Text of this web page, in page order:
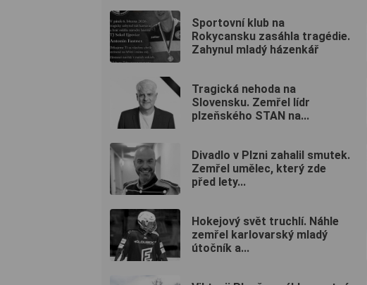
Sportovní klub na
Rokycansku zasáhla tragédie.
Zahynul mladý házenkář
Tragická nehoda na
Slovensku. Zemřel lídr
plzeňského STAN na...
Divadlo v Plzni zahalil smutek.
Zemřel umělec, který zde
před lety...
Hokejový svět truchlí. Náhle
zemřel karlovarský mladý
útočník a...